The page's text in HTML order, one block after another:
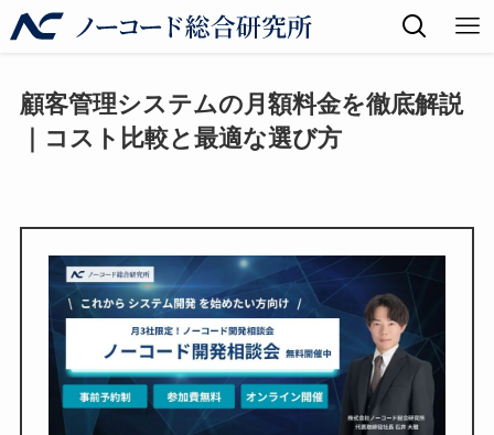
顧客管理システムの月額料金を徹底解説
｜コスト比較と最適な選び方